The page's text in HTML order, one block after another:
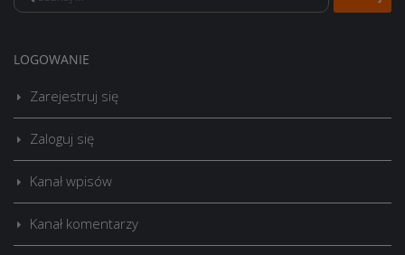
LOGOWANIE
Zarejestruj się
Zaloguj się
Kanał wpisów
Kanał komentarzy